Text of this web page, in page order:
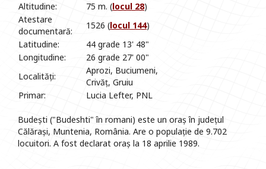
Altitudine:
75 m. (locul 28)
Atestare
documentară:
1526 (locul 144)
Latitudine:
44 grade 13' 48"
Longitudine:
26 grade 27' 00"
Localități:
Aprozi, Buciumeni,
Crivăț, Gruiu
Primar:
Lucia Lefter, PNL
Budești ("Budeshti" în romani) este un oraș în județul
Călărași, Muntenia, România. Are o populație de 9.702
locuitori. A fost declarat oraș la 18 aprilie 1989.